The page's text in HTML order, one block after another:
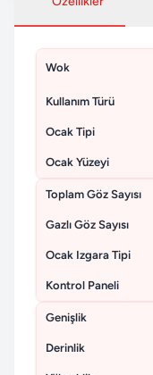
Wok
Kullanım Türü
Ocak Tipi
Ocak Yüzeyi
Toplam Göz Sayısı
Gazlı Göz Sayısı
Ocak Izgara Tipi
Kontrol Paneli
Genişlik
Derinlik